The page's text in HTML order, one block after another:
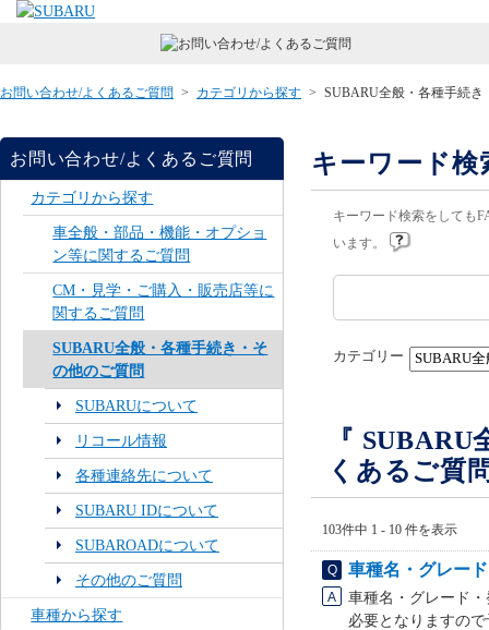
お問い合わせ/よくあるご質問 > カテゴリから探す > SUBARU全般・各種手続き
お問い合わせ/よくあるご質問
カテゴリから探す
車全般・部品・機能・オプショ
ン等に関するご質問
CM・見学・ご購入・販売店等に
関するご質問
SUBARU全般・各種手続き・そ
の他のご質問
SUBARUについて
リコール情報
各種連絡先について
SUBARU IDについて
SUBAROADについて
その他のご質問
車種から探す
キーワード検
キーワード検索をしても
います。
カテゴリー
『
くあるご質
103件中 1 - 10 件を表示
車種名・グレー
車種名・グレード
必要となりますの